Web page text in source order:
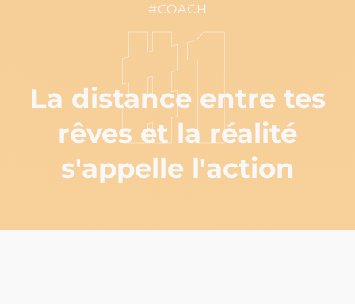
#COACH
#1
La distance entre tes
rêves et la réalité
s'appelle l'action